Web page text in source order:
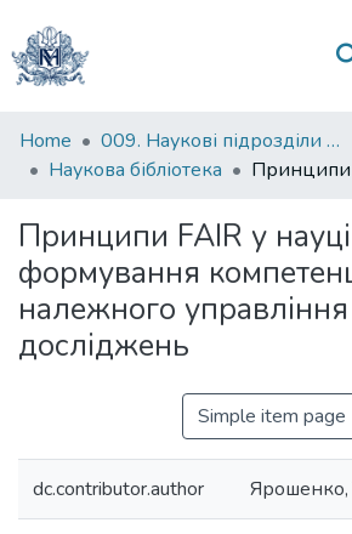
Communities
&
All of DSpace
Statistics
Home
009. Наукові підрозділи НаУКМА
Наукова бібліотека
Принципи FAIR у
формування
належного
досліджень
Simple item page
dc.contributor.author Ярошенко,